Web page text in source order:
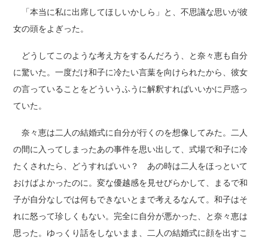
「本当に私に出席してほしいかしら」と、不思議な思いが彼
女の頭をよぎった。
どうしてこのような考え方をするんだろう、と奈々恵も自分
に驚いた。一度だけ和子に冷たい言葉を向けられたから、彼女
の言っていることをどういうふうに解釈すればいいかに戸惑っ
ていた。
奈々恵は二人の結婚式に自分が行くのを想像してみた。二人
の間に入ってしまったあの事件を思い出して、式場で和子に冷
たくされたら、どうすればいい？ あの時は二人をほっといて
おけばよかったのに。変な優越感を見せびらかして、まるで和
子が自分なしでは何もできないとまで考えるなんて。和子はそ
れに怒って珍しくもない。完全に自分が悪かった、と奈々恵は
思った。ゆっくり話をしないまま、二人の結婚式に顔を出すこ